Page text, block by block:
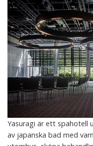
Yasuragi är ett spahotell
av japanska bad med